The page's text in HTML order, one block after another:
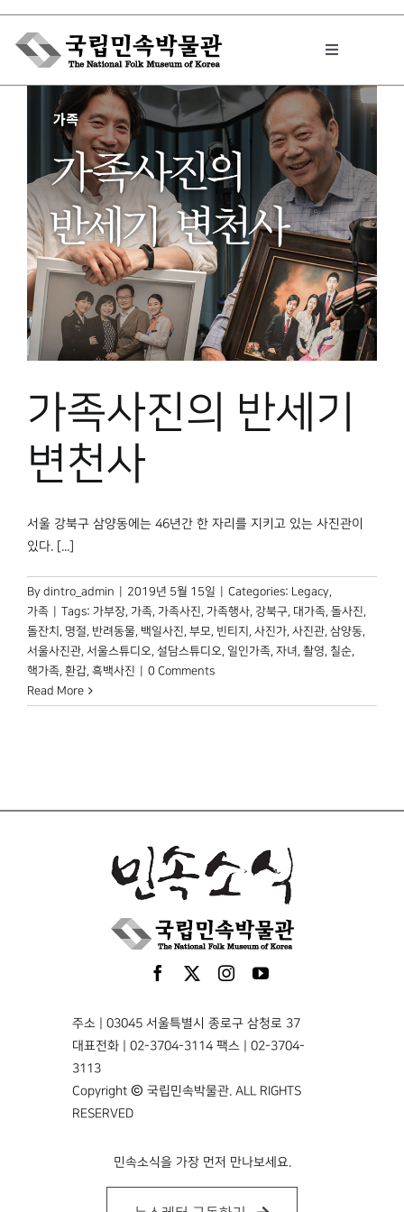
Skip
content
Toggle
박물관에서는
민속이야기
민속 인사이드
원문보기 PDF
박물관 홈페이지
가족사진의 반세기
변천사
서울 강북구 삼양동에는 46년간 한 자리를 지키고 있는 사진관이
있다. [...]
By dintro_admin 2019년 5월 15일 Categories: Legacy,
가족
Tags: 가부장, 가족, 가족사진, 가족행사, 강북구, 대가족, 돌사진,
돌잔치 , 명절, 반려동물, 백일사진, 부모, 빈티지 , 사진가, 사진관, 삼양동,
서울사진관, 서울스튜디오, 설담스튜디오, 일인가족, 자녀 , 촬영, 칠순,
핵가족, 환갑, 흑백사진
0 Comments
Read More
주소 | 03045 서울특별시 종로구 삼청로 37
대표전화 | 02-3704-3114 팩스 | 02-3704-
3113
Copyright © 국립민속박물관. ALL RIGHTS
RESERVED
민속소식을 가장 먼저 만나보세요.